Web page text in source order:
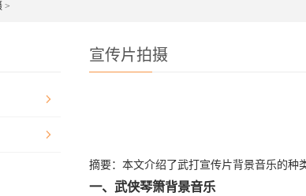
>
宣传片拍摄
摘要：本文介绍了武打宣传片背景音乐的种
一、武侠琴箫背景音乐